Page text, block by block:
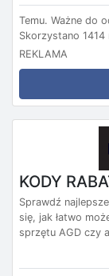
Temu. Ważne do
Skorzystano 1414
REKLAMA
KODY
Sprawdź
się, jak łatwo
sprzętu AGD czy